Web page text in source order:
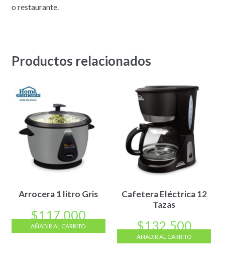
o restaurante.
Productos relacionados
Arrocera 1 litro Gris
$117.000
AÑADIR AL CARRITO
Cafetera Eléctrica 12
Tazas
$132.500
AÑADIR AL CARRITO